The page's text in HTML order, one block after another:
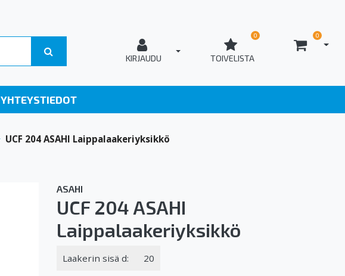
KIRJAUDU
T_OPEN_LOGIN
TOIVELISTA
0 0
YHTEYSTIEDOT
UCF 204 ASAHI Laippalaakeriyksikkö
ASAHI
UCF 204 ASAHI
Laippalaakeriyksikkö
Laakerin sisä d: 20